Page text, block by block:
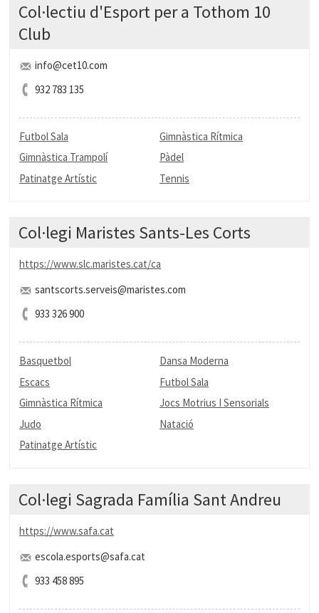
Col·lectiu d'Esport per a Tothom 10
Club
info@cet10.com
932 783 135
Futbol Sala
Gimnàstica Rítmica
Gimnàstica Trampolí
Pàdel
Patinatge Artístic
Tennis
Col·legi Maristes Sants-Les Corts
https://www.slc.maristes.cat/ca
santscorts.serveis@maristes.com
933 326 900
Basquetbol
Dansa Moderna
Escacs
Futbol Sala
Gimnàstica Rítmica
Jocs Motrius I Sensorials
Judo
Natació
Patinatge Artístic
Col·legi Sagrada Família Sant Andreu
https://www.safa.cat
escola.esports@safa.cat
933 458 895